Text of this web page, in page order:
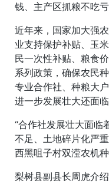
钱、主产区抓粮不吃
近年来，国家加大强
业支持保护补贴、玉
民一次性补贴、粮食
系列政策，确保农民
专业合作社、种粮大
进一步发展壮大还面临
“合作社发展壮大面临
不足、土地碎片化严
西黑咀子村双滢农机
梨树县副县长周虎介